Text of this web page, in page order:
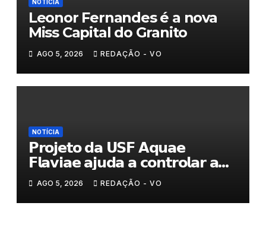
NOTÍCIA
Leonor Fernandes é a nova
Miss Capital do Granito
AGO 5, 2026 REDAÇÃO - VO
NOTÍCIA
𝗣𝗿𝗼𝗷𝗲𝘁𝗼 𝗱𝗮 𝗨𝗦𝗙 𝗔𝗾𝘂𝗮𝗲
𝗙𝗹𝗮𝘃𝗶𝗮𝗲 𝗮𝗷𝘂𝗱𝗮 𝗮 𝗰𝗼𝗻𝘁𝗿𝗼𝗹𝗮𝗿 𝗮
𝗮𝗻𝘀𝗶𝗲𝗱𝗮𝗱𝗲
AGO 5, 2026 REDAÇÃO - VO